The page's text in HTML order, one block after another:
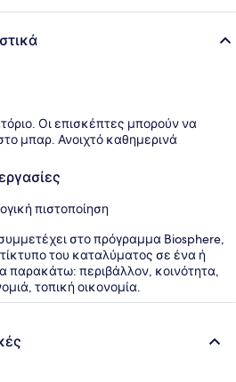
Οι επισκέπτες μπορούν να
μπαρ. Ανοιχτό καθημερινά
πιστοποίηση
στο πρόγραμμα Biosphere,
του καταλύματος σε ένα ή
παρακάτω: περιβάλλον, κοινότητα,
τοπική οικονομία.